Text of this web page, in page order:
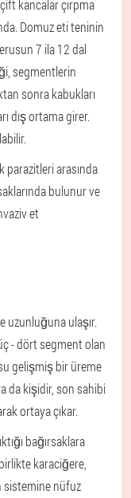
kancalar çırpma
Domuz eti teninin
7 ila 12 dal
segmentlerin
sonra kabukları
dış ortama girer.
parazitleri arasında
bulunur ve
et
uzunluğuna ulaşır.
- dört segment olan
gelişmiş bir üreme
da kişidir, son sahibi
ortaya çıkar.
bağırsaklara
karaciğere,
sistemine nüfuz